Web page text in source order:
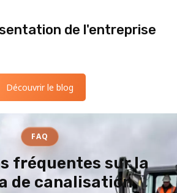
de l'entreprise
Découvrir le blog
FAQ
fréquentes sur la
de canalisation